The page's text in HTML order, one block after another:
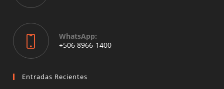
WhatsApp:
+506 8966-1400Opens
Entradas Recientes